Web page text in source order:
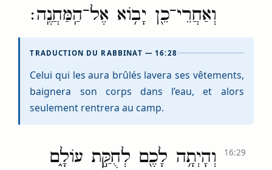
וְאַחֲרֵי־כֵ֖ן יָב֥וֹא אֶל־הַֽמַּחֲנֶֽה׃
TRADUCTION DU RABBINAT — 16:28
Celui qui les aura brûlés lavera ses vêtements,
baignera son corps dans l’eau, et alors
seulement rentrera au camp.
וְהָיְתָ֥ה לָכֶ֖ם לְחֻקַּ֣ת עוֹלָ֑ם
16:29